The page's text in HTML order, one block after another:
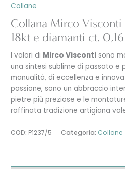
Collane
Collana Mirco
18kt e diamanti ct.
I valori di Mirco Visconti sono
una sintesi sublime di passato e
manualità, di eccellenza e
passione, sono un abbraccio
pietre più preziose e le
raffinata tradizione artigiana
COD: P1237/5 Categoria: Collane